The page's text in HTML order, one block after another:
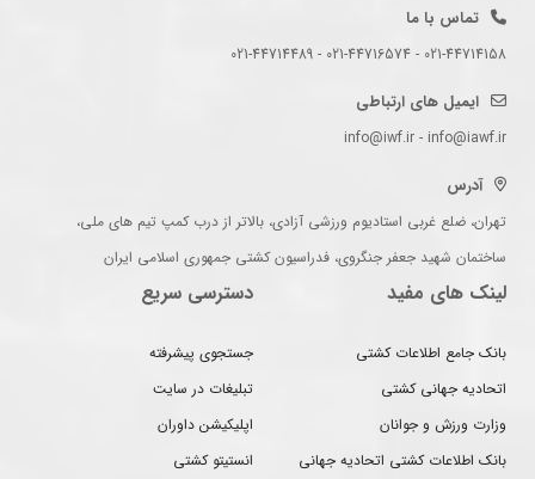
تماس با ما
021-44714158 - 021-44716574 - 021-44714489
ایمیل های ارتباطی
info@iwf.ir - info@iawf.ir
آدرس
تهران، ضلع غربی استادیوم ورزشی آزادی، بالاتر از درب کمپ تیم های ملی،
ساختمان شهید جعفر جنگروی، فدراسیون کشتی جمهوری اسلامی ایران
لینک های مفید
بانک جامع اطلاعات کشتی
اتحادیه جهانی کشتی
وزارت ورزش و جوانان
بانک اطلاعات کشتی اتحادیه جهانی
دسترسی سریع
جستجوی پیشرفته
تبلیغات در سایت
اپلیکیشن داوران
انستیتو کشتی